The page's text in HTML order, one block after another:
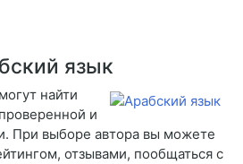
язык
найти
и
При выборе автора вы можете
отзывами, пообщаться с